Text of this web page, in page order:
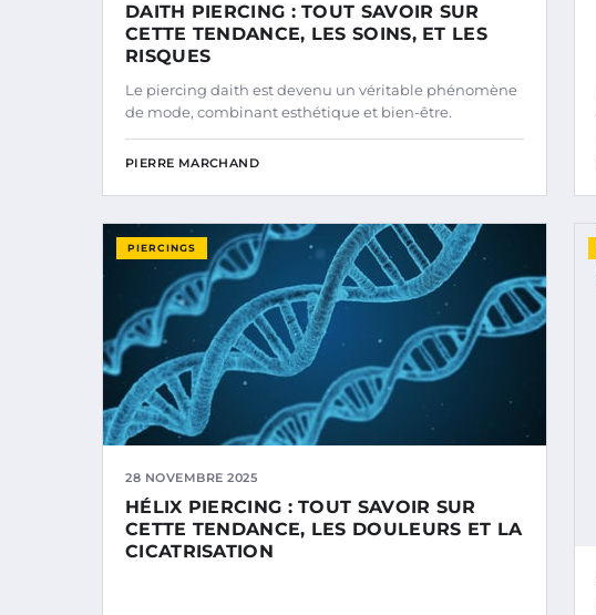
DAITH PIERCING : TOUT SAVOIR SUR
CETTE TENDANCE, LES SOINS, ET LES
RISQUES
Le piercing daith est devenu un véritable phénomène
de mode, combinant esthétique et bien-être.
PIERRE MARCHAND
PIERCINGS
28 NOVEMBRE 2025
HÉLIX PIERCING : TOUT SAVOIR SUR
CETTE TENDANCE, LES DOULEURS ET LA
CICATRISATION